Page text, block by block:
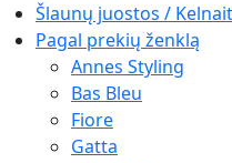
Šlaunų juostos /
Pagal prekių ženklą
Annes Styling
Bas Bleu
Fiore
Gatta